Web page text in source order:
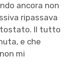
ancora non
ripassava
tostato. Il tutto
e che
mi